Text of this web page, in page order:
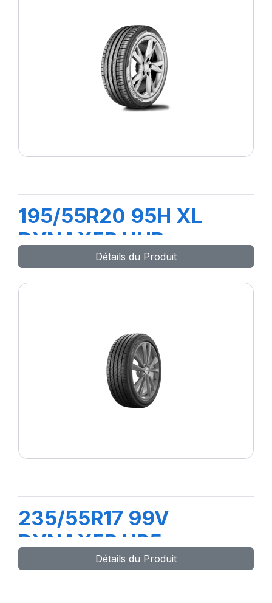
195/55R20 95H XL
DYNAXER UHP
Détails du Produit
235/55R17 99V
DYNAXER HP5
Détails du Produit